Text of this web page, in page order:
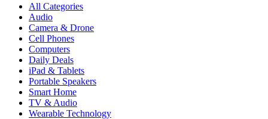
All Categories
Audio
Camera & Drone
Cell Phones
Computers
Daily Deals
iPad & Tablets
Portable Speakers
Smart Home
TV & Audio
Wearable Technology